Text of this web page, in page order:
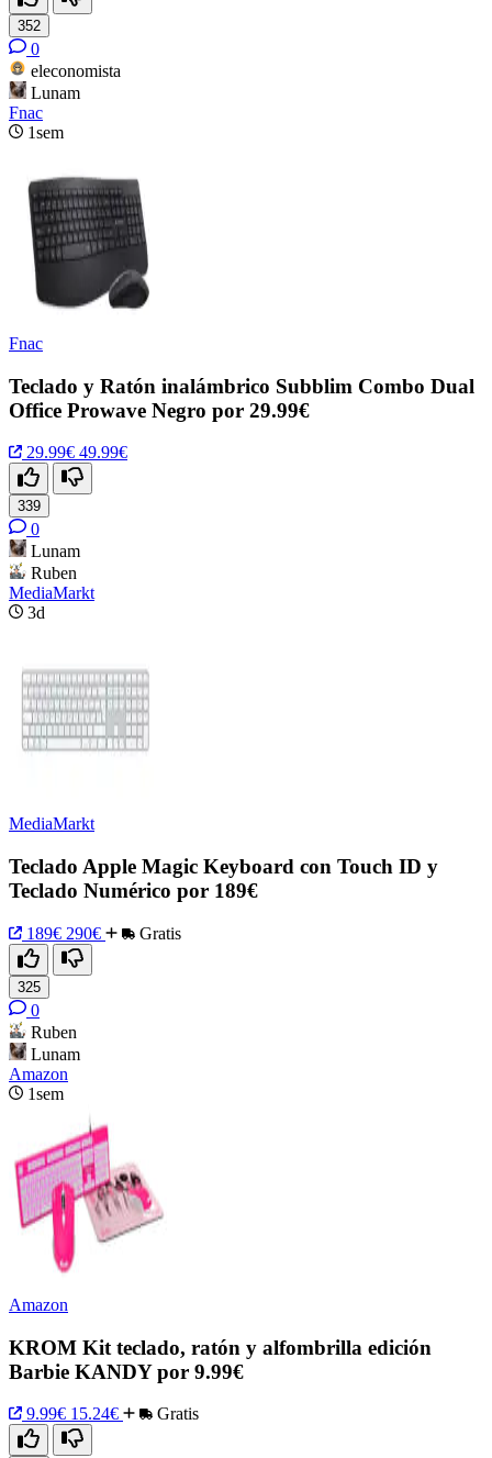
352
0
eleconomista
Lunam
Fnac
1sem
Fnac
Teclado y Ratón inalámbrico Subblim Combo Dual
Office Prowave Negro por 29.99€
29.99€ 49.99€
339
0
Lunam
Ruben
MediaMarkt
3d
MediaMarkt
Teclado Apple Magic Keyboard con Touch ID y
Teclado Numérico por 189€
189€ 290€ Gratis
325
0
Ruben
Lunam
Amazon
1sem
Amazon
KROM Kit teclado, ratón y alfombrilla edición
Barbie KANDY por 9.99€
9.99€ 15.24€ Gratis